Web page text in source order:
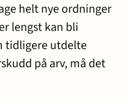
helt nye ordninger
lengst kan bli
tidligere utdelte
på arv, må det